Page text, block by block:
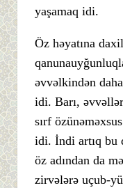
yaşamaq idi.
Öz həyatına
əvvəlkindən
idi. Barı, əvvəllər
sırf
idi. İndi artıq bu
öz adından da
zirvələrə uçub-